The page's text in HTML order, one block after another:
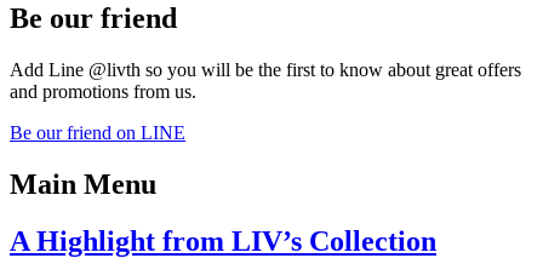
Be our friend
Add Line @livth so you will be the first to know about great offers
and promotions from us.
Be our friend on LINE
Main Menu
A Highlight from LIV’s Collection